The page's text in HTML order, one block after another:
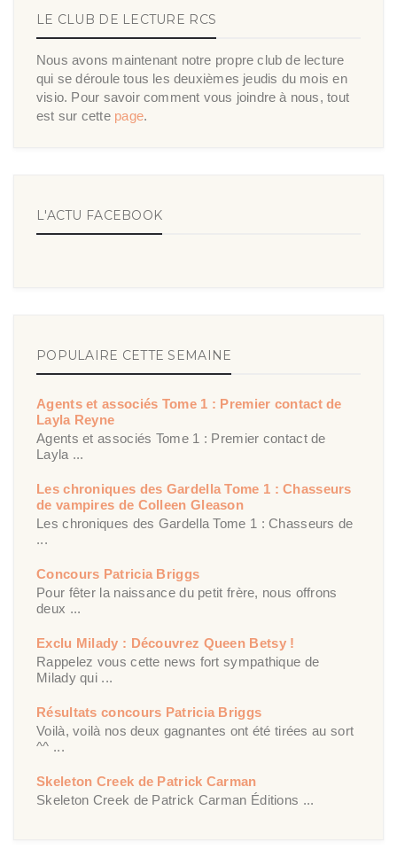
LE CLUB DE LECTURE RCS
Nous avons maintenant notre propre club de lecture
qui se déroule tous les deuxièmes jeudis du mois en
visio. Pour savoir comment vous joindre à nous, tout
est sur cette page.
L'ACTU FACEBOOK
POPULAIRE CETTE SEMAINE
Agents et associés Tome 1 : Premier contact de
Layla Reyne
Agents et associés Tome 1 : Premier contact de
Layla ...
Les chroniques des Gardella Tome 1 : Chasseurs
de vampires de Colleen Gleason
Les chroniques des Gardella Tome 1 : Chasseurs de
...
Concours Patricia Briggs
Pour fêter la naissance du petit frère, nous offrons
deux ...
Exclu Milady : Découvrez Queen Betsy !
Rappelez vous cette news fort sympathique de
Milady qui ...
Résultats concours Patricia Briggs
Voilà, voilà nos deux gagnantes ont été tirées au sort
^^ ...
Skeleton Creek de Patrick Carman
Skeleton Creek de Patrick Carman Éditions ...